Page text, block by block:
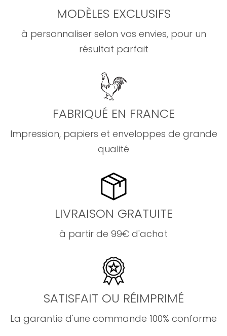
MODÈLES EXCLUSIFS
à personnaliser selon vos envies, pour un
résultat parfait
FABRIQUÉ EN FRANCE
Impression, papiers et enveloppes de grande
qualité
LIVRAISON GRATUITE
à partir de 99€ d'achat
SATISFAIT OU RÉIMPRIMÉ
La garantie d'une commande 100% conforme